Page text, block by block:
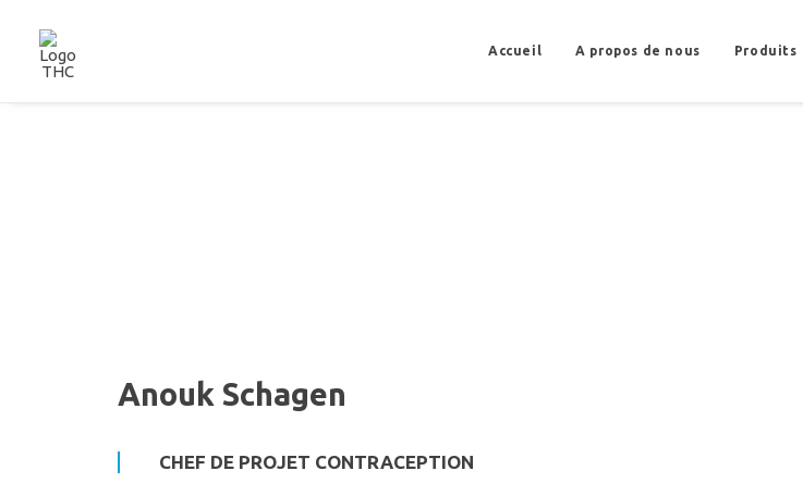
Accueil A propos de nous Produits
Anouk Schagen
CHEF DE PROJET CONTRACEPTION